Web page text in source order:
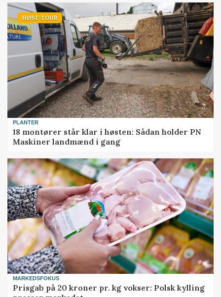
HØST-TOUR
PLANTER
18 montører står klar i høsten: Sådan holder PN
Maskiner landmænd i gang
MARKEDSFOKUS
Prisgab på 20 kroner pr. kg vokser: Polsk kylling